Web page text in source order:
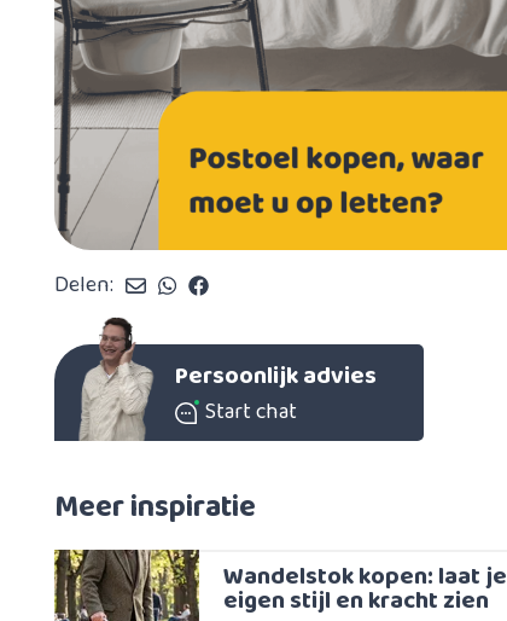
Delen:
Persoonlijk advies
Start chat
Meer inspiratie
Wandelstok kopen: laat je
eigen stijl en kracht zien